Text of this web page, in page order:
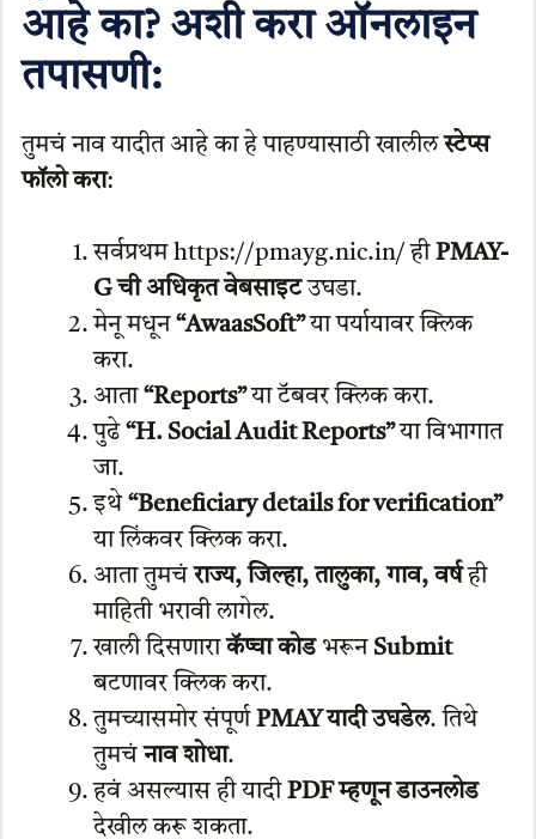
आहे का? अशी करा ऑनलाइन
तपासणी:
तुमचं नाव यादीत आहे का हे पाहण्यासाठी खालीलस्टेप्स
फॉलो करा:
सर्वप्रथम https://pmayg.nic.in/ ही PMAY-
G ची अधिकृत वेबसाइटउघडा.
मेनू मधून “AwaasSoft”या पर्यायावर क्लिक
करा.
आता “Reports”या टॅबवर क्लिक करा.
पुढे “H. Social Audit Reports”या विभागात
जा.
इथे “Beneficiary details for verification”
या लिंकवर क्लिक करा.
आता तुमचंराज्य, जिल्हा, तालुका, गाव, वर्षही
माहिती भरावी लागेल.
खाली दिसणाराकॅप्चा कोडभरून Submit
बटणावर क्लिक करा.
तुमच्यासमोर संपूर्ण PMAY यादी उघडेल. तिथे
तुमचंनाव शोधा.
हवं असल्यास ही यादी PDF म्हणून डाउनलोड
देखील करू शकता.